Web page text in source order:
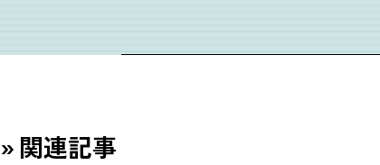
関連記事